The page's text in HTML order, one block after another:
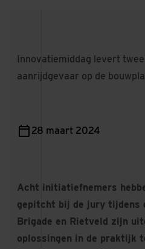
Innovatiemiddag levert
aanrijdgevaar op de
28 maart 2024
Acht initiatiefnemers
gepitcht bij de jury tijdens
Brigade en Rietveld zijn
oplossingen in de praktijk